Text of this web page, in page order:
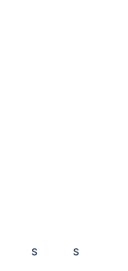
S S